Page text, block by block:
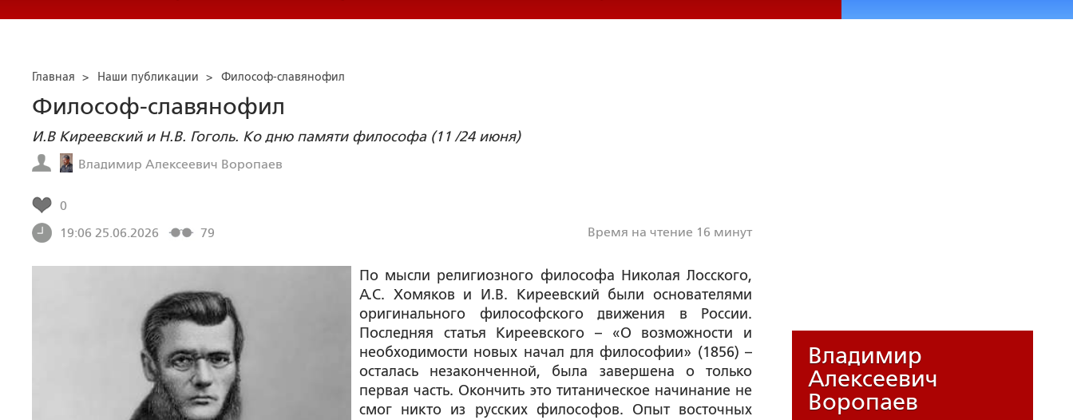
Главная > Наши публикации > Философ-славянофил
Философ-славянофил
И.В Киреевский и Н.В. Гоголь. Ко дню памяти философа (11 /24 июня)
Владимир Алексеевич Воропаев
0
19:06 25.06.2026
79 Время на чтение 16 минут
По мысли религиозного философа Николая Лосского,
А.С. Хомяков и И.В. Киреевский были основателями
оригинального философского движения в России.
Последняя статья Киреевского – «О возможности и
необходимости новых начал для философии» (1856) –
осталась незаконченной, была завершена о только
первая часть. Окончить это титаническое начинание не
смог никто из русских философов. Опыт восточных
Владимир
Алексеевич
Воропаев